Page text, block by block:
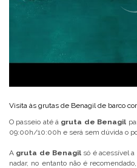
Visita às grutas de Benagil de barco
O passeio até á gruta de Benagil
09:00h/10:00h e será sem dúvida o
A gruta de Benagil só é acessível
nadar, no entanto não é